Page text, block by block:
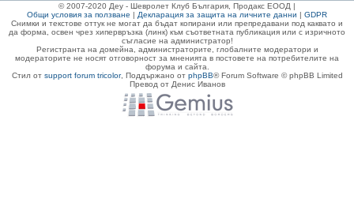
© 2007-2020 Деу - Шевролет Клуб България, Продакс ЕООД |
Общи условия за ползване | Декларация за защита на личните данни | GDPR
Снимки и текстове оттук не могат да бъдат копирани или препредавани под каквато и
да форма, освен чрез хипервръзка (линк) към съответната публикация или с изричното
съгласие на администратор!
Регистранта на домейна, администраторите, глобалните модератори и
модераторите не носят отговорност за мненията в постовете на потребителите на
форума и сайта.
Стил от support forum tricolor, Поддържано от phpBB® Forum Software © phpBB Limited
Превод от Денис Иванов